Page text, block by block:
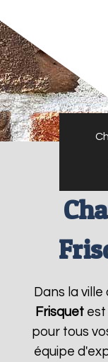
Dans la
Frisquet
pour tous
équipe